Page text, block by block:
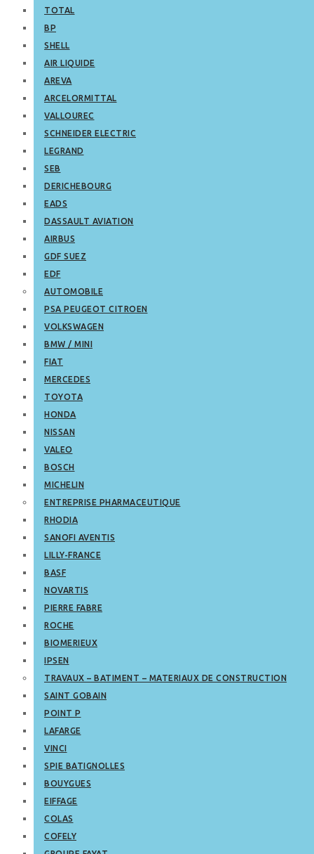
TOTAL
BP
SHELL
AIR LIQUIDE
AREVA
ARCELORMITTAL
VALLOUREC
SCHNEIDER ELECTRIC
LEGRAND
SEB
DERICHEBOURG
EADS
DASSAULT AVIATION
AIRBUS
GDF SUEZ
EDF
AUTOMOBILE
PSA PEUGEOT CITROEN
VOLKSWAGEN
BMW / MINI
FIAT
MERCEDES
TOYOTA
HONDA
NISSAN
VALEO
BOSCH
MICHELIN
ENTREPRISE PHARMACEUTIQUE
RHODIA
SANOFI AVENTIS
LILLY-FRANCE
BASF
NOVARTIS
PIERRE FABRE
ROCHE
BIOMERIEUX
IPSEN
TRAVAUX – BATIMENT – MATERIAUX DE CONSTRUCTION
SAINT GOBAIN
POINT P
LAFARGE
VINCI
SPIE BATIGNOLLES
BOUYGUES
EIFFAGE
COLAS
COFELY